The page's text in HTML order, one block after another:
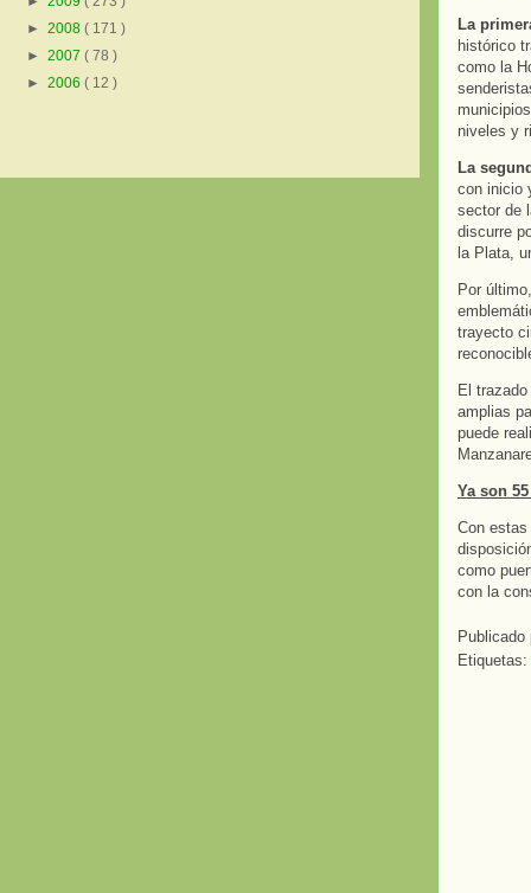
La
histórico
como la
niveles y
La
con inicio
sector de
discurre
la Plata,
Por
trayecto
El
amplias
puede
Ya son
Con
como
con la
Publicado
Etiquetas:
► 2008 ( 171 )
► 2007 ( 78 )
► 2006 ( 12 )